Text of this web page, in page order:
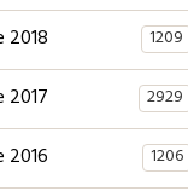
2018 1209
2017 2929
2016 1206